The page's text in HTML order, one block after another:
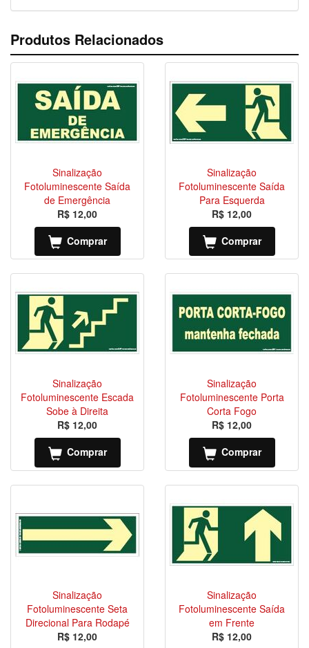
Produtos Relacionados
Sinalização
Fotoluminescente Saída
de Emergência
R$ 12,00
Comprar
Sinalização
Fotoluminescente Saída
Para Esquerda
R$ 12,00
Comprar
Sinalização
Fotoluminescente Escada
Sobe à Direita
R$ 12,00
Comprar
Sinalização
Fotoluminescente Porta
Corta Fogo
R$ 12,00
Comprar
Sinalização
Fotoluminescente Seta
Direcional Para Rodapé
R$ 12,00
Sinalização
Fotoluminescente Saída
em Frente
R$ 12,00